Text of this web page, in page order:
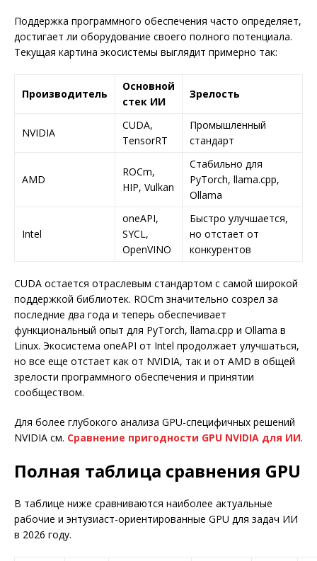
Поддержка программного обеспечения часто определяет,
достигает ли оборудование своего полного потенциала.
Текущая картина экосистемы выглядит примерно так:
Производитель
Основной
стек ИИ
Зрелость
NVIDIA
CUDA,
TensorRT
Промышленный
стандарт
AMD
ROCm,
HIP, Vulkan
Стабильно для
PyTorch, llama.cpp,
Ollama
Intel
oneAPI,
SYCL,
OpenVINO
Быстро улучшается,
но отстает от
конкурентов
CUDA остается отраслевым стандартом с самой широкой
поддержкой библиотек. ROCm значительно созрел за
последние два года и теперь обеспечивает
функциональный опыт для PyTorch, llama.cpp и Ollama в
Linux. Экосистема oneAPI от Intel продолжает улучшаться,
но все еще отстает как от NVIDIA, так и от AMD в общей
зрелости программного обеспечения и принятии
сообществом.
Для более глубокого анализа GPU-специфичных решений
NVIDIA см. Сравнение пригодности GPU NVIDIA для ИИ.
Полная таблица сравнения GPU
В таблице ниже сравниваются наиболее актуальные
рабочие и энтузиаст-ориентированные GPU для задач ИИ
в 2026 году.